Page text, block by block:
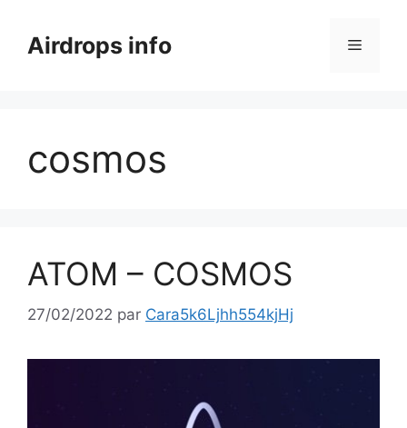
contenuAirdrops info Menu
cosmos
ATOM – COSMOS
27/02/2022 par Cara5k6Ljhh554kjHj